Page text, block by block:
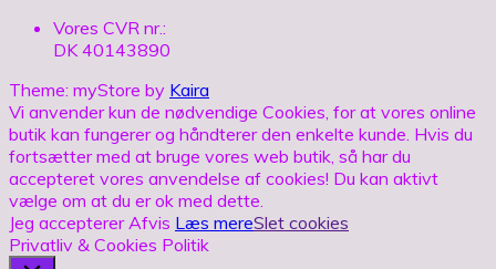
Vores CVR nr.:
DK 40143890
Theme: myStore by Kaira
Vi anvender kun de nødvendige Cookies, for at vores online
butik kan fungerer og håndterer den enkelte kunde. Hvis du
fortsætter med at bruge vores web butik, så har du
accepteret vores anvendelse af cookies! Du kan aktivt
vælge om at du er ok med dette.
Jeg accepterer Afvis Læs mereSlet cookies
Privatliv & Cookies Politik